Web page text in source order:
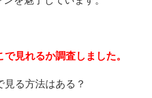
見れるか調査しました。
見る方法はある？